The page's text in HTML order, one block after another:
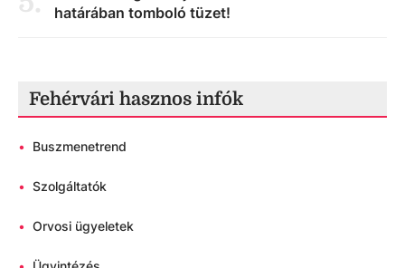
határában tomboló tüzet!
Fehérvári hasznos infók
• Buszmenetrend
• Szolgáltatók
• Orvosi ügyeletek